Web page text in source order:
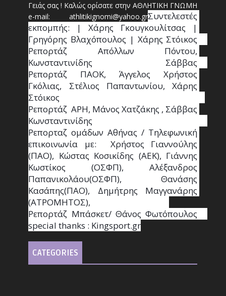
Γειάς σας ! Καλώς ορίσατε στην ΑΘΛΗΤΙΚΗ ΓΝΩΜΗ
e-mail: athlitikignomi@yahoo.grΣυντελεστές
εκπομπής: | Χάρης Γκουγκουλίτσας |
Γρηγόρης Βλαχόπουλος | Χάρης Στόικος
Ρεπορτάζ Απόλλων Πόντου,
Κωνσταντινίδης   Σάββας
Ρεπορτάζ ΠΑΟΚ, Άγγελος Χρήστος
Γκόλιας, Στέλιος Παπαντωνίου, Χάρης
Στόικος
Ρεπορτάζ  ΑΡΗ, Μάνος Χατζάκης , Σάββας
Κωνσταντινίδης
Ρεπορταζ ομάδων Αθήνας / Τηλεφωνική
επικοινωνία με:  Χρήστος Γιαννούλης
(ΠΑΟ), Κώστας Κοσικίδης (ΑΕΚ), Γιάννης
Κωστίκος (ΟΣΦΠ), Αλέξανδρος
Παπανικολάου(ΟΣΦΠ), Θανάσης
Κασάπης(ΠΑΟ), Δημήτρης Μαγγανάρης
(ΑΤΡΟΜΗΤΟΣ),
Ρεπορτάζ Μπάσκετ/ Θάνος Φωτόπουλος
special thanks : Κingsport.gr
CATEGORIES